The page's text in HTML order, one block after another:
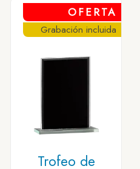
OFERTA
Grabación incluida
Trofeo de